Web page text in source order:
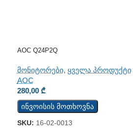
AOC Q24P2Q
მონიტორები, ყველა პროდუქტი
AOC
280,00 ₾
ინვოისის მოთხოვნა
SKU: 16-02-0013